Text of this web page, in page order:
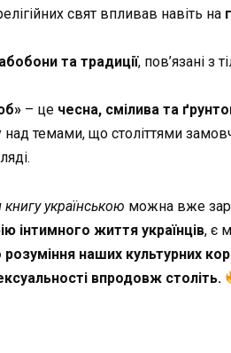
свят впливав навіть на
та традиції, пов’язані з
– це чесна, смілива та
над темами, що століттями
українською можна вже
інтимного життя українців, є
наших культурних
впродовж століть.